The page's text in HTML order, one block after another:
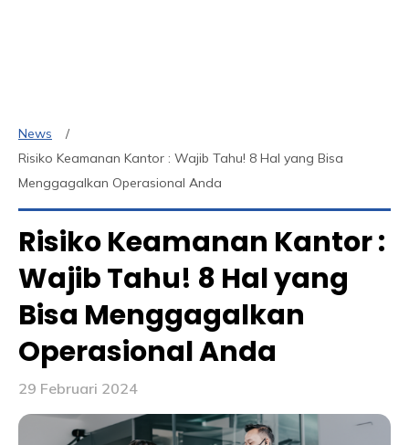
News
Risiko Keamanan Kantor : Wajib Tahu! 8 Hal yang Bisa
Menggagalkan Operasional Anda
Risiko Keamanan Kantor :
Wajib Tahu! 8 Hal yang
Bisa Menggagalkan
Operasional Anda
29 Februari 2024